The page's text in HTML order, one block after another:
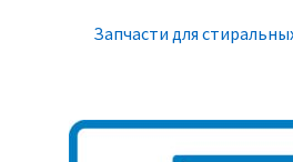
Запчасти для